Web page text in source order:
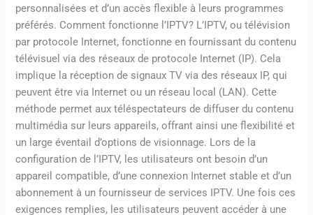
personnalisées et d’un accès flexible à leurs programmes
préférés. Comment fonctionne l’IPTV? L’IPTV, ou télévision
par protocole Internet, fonctionne en fournissant du contenu
télévisuel via des réseaux de protocole Internet (IP). Cela
implique la réception de signaux TV via des réseaux IP, qui
peuvent être via Internet ou un réseau local (LAN). Cette
méthode permet aux téléspectateurs de diffuser du contenu
multimédia sur leurs appareils, offrant ainsi une flexibilité et
un large éventail d’options de visionnage. Lors de la
configuration de l’IPTV, les utilisateurs ont besoin d’un
appareil compatible, d’une connexion Internet stable et d’un
abonnement à un fournisseur de services IPTV. Une fois ces
exigences remplies, les utilisateurs peuvent accéder à une